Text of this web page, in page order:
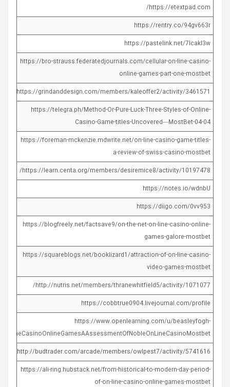
https://etextpad.com/
https://rentry.co/94gv663r
https://pastelink.net/7lcakl3w
https://bro-strauss.federatedjournals.com/cellular-on-line-casino-
online-games-part-one-mostbet
https://grindanddesign.com/members/kaleoffer2/activity/3461571/
https://telegra.ph/Method-Or-Pure-Luck-Three-Styles-of-Online-
Casino-Game-titles-Uncovered—MostBet-04-04
https://foreman-mckenzie.mdwrite.net/on-line-casino-game-titles-
a-review-of-swiss-casino-mostbet
https://learn.centa.org/members/desiremice8/activity/10197478/
https://notes.io/wdnbU
https://diigo.com/0vv953
https://blogfreely.net/factsave9/on-the-net-on-line-casino-online-
games-galore-mostbet
https://squareblogs.net/booklizard1/attraction-of-on-line-casino-
video-games-mostbet
http://nutris.net/members/thranewhitfield5/activity/1071077/
https://cobbtrue0904.livejournal.com/profile
https://www.openlearning.com/u/beasleyfogh-
http://budtrader.com/arcade/members/owlpest7/activity/5741616/
https://ali-ring.hubstack.net/from-historical-to-modern-day-period-
of-on-line-casino-online-games-mostbet